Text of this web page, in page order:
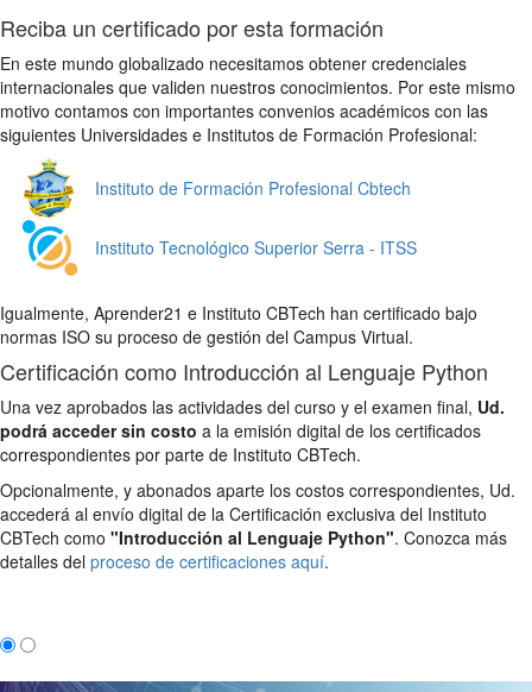
Reciba un certificado por esta formación
En este mundo globalizado necesitamos obtener credenciales
internacionales que validen nuestros conocimientos. Por este mismo
motivo contamos con importantes convenios académicos con las
siguientes Universidades e Institutos de Formación Profesional:
Instituto de Formación Profesional Cbtech
Instituto Tecnológico Superior Serra - ITSS
Igualmente, Aprender21 e Instituto CBTech han certificado bajo
normas ISO su proceso de gestión del Campus Virtual.
Certificación como Introducción al Lenguaje Python
Una vez aprobados las actividades del curso y el examen final, Ud.
podrá acceder sin costo a la emisión digital de los certificados
correspondientes por parte de Instituto CBTech.
Opcionalmente, y abonados aparte los costos correspondientes, Ud.
accederá al envío digital de la Certificación exclusiva del Instituto
CBTech como "Introducción al Lenguaje Python". Conozca más
detalles del proceso de certificaciones aquí.